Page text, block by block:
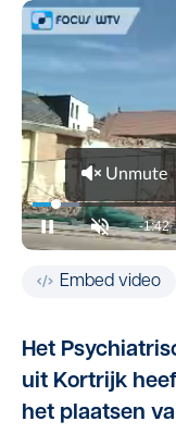
Embed video
Het
uit Kortrijk
het plaatsen